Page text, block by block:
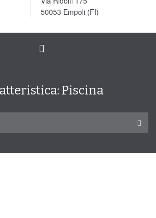
50053 Empoli (FI)
Toggle
Piscina